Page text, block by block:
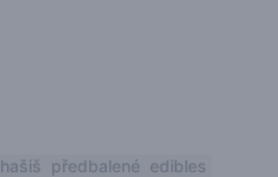
hašiš předbalené edibles